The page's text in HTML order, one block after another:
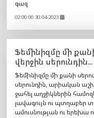
02:00:00 30.04-2023
վերջին սերունդին...
Ֆեմինիզմը մի քանի
սերունդին, արիական
ջահել աղջիկներին
լավագույն ու պտղաբեր
ամուսնության ու երեխա
են 18-25